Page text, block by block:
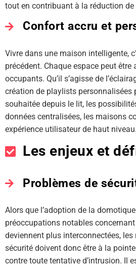
tout en contribuant à la réduction de
Confort accru et
Vivre dans une maison intelligente,
précédent. Chaque espace peut
occupants. Qu’il s’agisse de
création de playlists personnalisées
souhaitée depuis le lit, les
données centralisées, les maisons
expérience utilisateur de haut niveau.
Les enjeux et
Problèmes de
Alors que l’adoption de la
préoccupations notables
deviennent plus interconnectées,
sécurité doivent donc être à la
contre toute tentative d’intrusion. Il